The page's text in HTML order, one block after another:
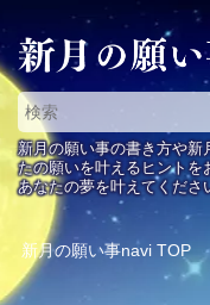
新月の願い事の書き方や新
たの願いを叶えるヒントを
あなたの夢を叶えてくださ
新月の願い事navi TOP